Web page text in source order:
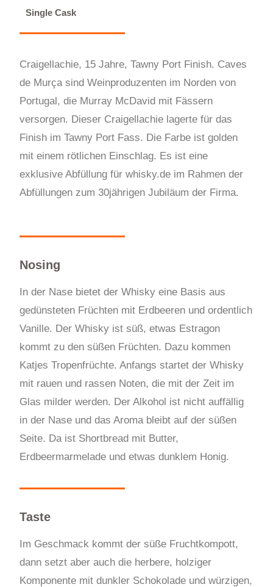
Single Cask
Craigellachie, 15 Jahre, Tawny Port Finish. Caves
de Murça sind Weinproduzenten im Norden von
Portugal, die Murray McDavid mit Fässern
versorgen. Dieser Craigellachie lagerte für das
Finish im Tawny Port Fass. Die Farbe ist golden
mit einem rötlichen Einschlag. Es ist eine
exklusive Abfüllung für whisky.de im Rahmen der
Abfüllungen zum 30jährigen Jubiläum der Firma.
Nosing
In der Nase bietet der Whisky eine Basis aus
gedünsteten Früchten mit Erdbeeren und ordentlich
Vanille. Der Whisky ist süß, etwas Estragon
kommt zu den süßen Früchten. Dazu kommen
Katjes Tropenfrüchte. Anfangs startet der Whisky
mit rauen und rassen Noten, die mit der Zeit im
Glas milder werden. Der Alkohol ist nicht auffällig
in der Nase und das Aroma bleibt auf der süßen
Seite. Da ist Shortbread mit Butter,
Erdbeermarmelade und etwas dunklem Honig.
Taste
Im Geschmack kommt der süße Fruchtkompott,
dann setzt aber auch die herbere, holziger
Komponente mit dunkler Schokolade und würzigen,